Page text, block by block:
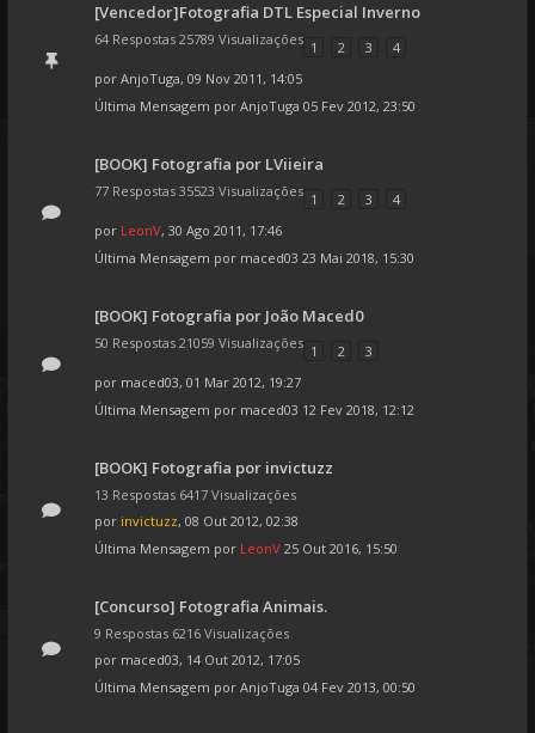
[Vencedor]Fotografia DTL Especial Inverno
64 Respostas 25789 Visualizações 1 2 3
4
por AnjoTuga, 09 Nov 2011, 14:05
Última Mensagem por AnjoTuga 05 Fev 2012, 23:50
[BOOK] Fotografia por LViieira
77 Respostas 35523 Visualizações 1 2 3
4
por LeonV, 30 Ago 2011, 17:46
Última Mensagem por maced03 23 Mai 2018, 15:30
[BOOK] Fotografia por João Maced0
50 Respostas 21059 Visualizações 1 2
3
por maced03, 01 Mar 2012, 19:27
Última Mensagem por maced03 12 Fev 2018, 12:12
[BOOK] Fotografia por invictuzz
13 Respostas 6417 Visualizações
por invictuzz, 08 Out 2012, 02:38
Última Mensagem por LeonV 25 Out 2016, 15:50
[Concurso] Fotografia Animais.
9 Respostas 6216 Visualizações
por maced03, 14 Out 2012, 17:05
Última Mensagem por AnjoTuga 04 Fev 2013, 00:50